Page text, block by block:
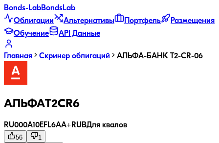
Bonds-LabBondsLab
Облигации
Альтернативы Портфель
Размещения
Обучение
API Данные
Главная Скринер облигаций АЛЬФА-БАНК T2-CR-06
АЛЬФАT2CR6
RU000A10EFL6AA+ RUBДля квалов
56
1